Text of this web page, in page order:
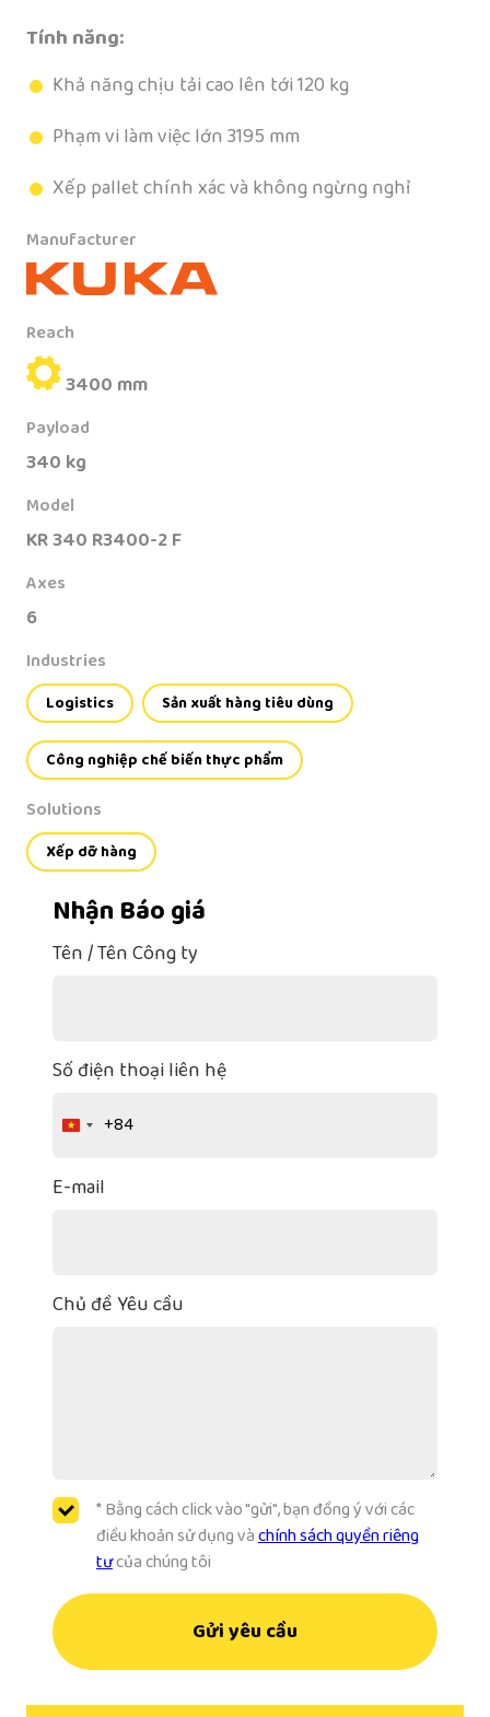
Tính năng:
Khả năng chịu tải cao lên tới 120 kg
Phạm vi làm việc lớn 3195 mm
Xếp pallet chính xác và không ngừng nghỉ
Manufacturer
Reach
3400 mm
Payload
340 kg
Model
KR 340 R3400-2 F
Axes
6
Industries
Logistics Sản xuất hàng tiêu dùng
Công nghiệp chế biến thực phẩm
Solutions
Xếp dỡ hàng
Nhận Báo giá
Tên / Tên Công ty
Số điện thoại liên hệ
Vietnam
+84
E-mail
Chủ đề Yêu cầu
* Bằng cách click vào "gửi", bạn đồng ý với các
điều khoản sử dụng vàchính sách quyền riêng
tưcủa chúng tôi
Gửi yêu cầu